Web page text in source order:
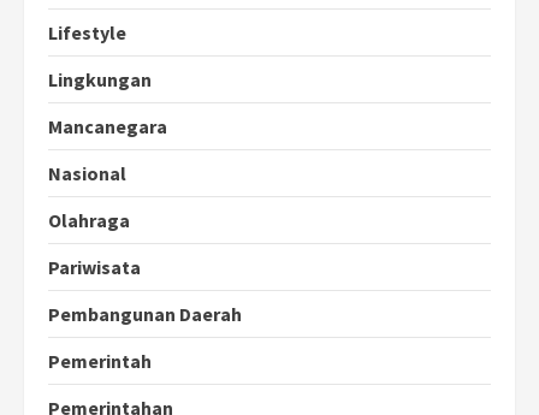
Lifestyle
Lingkungan
Mancanegara
Nasional
Olahraga
Pariwisata
Pembangunan Daerah
Pemerintah
Pemerintahan